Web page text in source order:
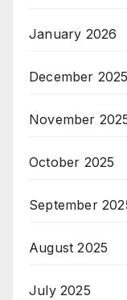
January 2026
December 2025
November
October 2025
September
August 2025
July 2025